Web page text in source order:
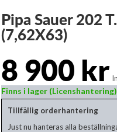
Pipa Sauer 202
(7,62X63)
8 900 kr
Finns i lager (Licenshantering)
Tillfällig orderhantering
Just nu hanteras alla